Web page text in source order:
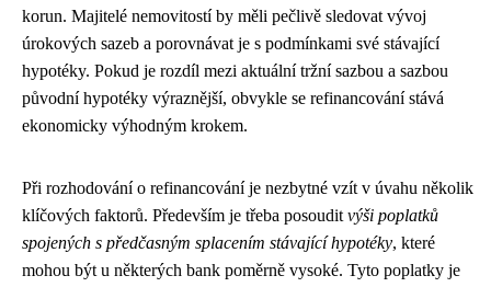
korun. Majitelé nemovitostí by měli pečlivě sledovat vývoj
úrokových sazeb a porovnávat je s podmínkami své stávající
hypotéky. Pokud je rozdíl mezi aktuální tržní sazbou a sazbou
původní hypotéky výraznější, obvykle se refinancování stává
ekonomicky výhodným krokem.
Při rozhodování o refinancování je nezbytné vzít v úvahu několik
klíčových faktorů. Především je třeba posoudit výši poplatků
spojených s předčasným splacením stávající hypotéky, které
mohou být u některých bank poměrně vysoké. Tyto poplatky je